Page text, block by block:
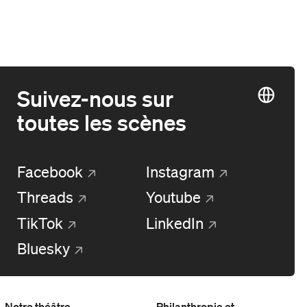
Suivez-nous sur
toutes les scènes
Facebook
Instagram
Threads
Youtube
TikTok
LinkedIn
Bluesky